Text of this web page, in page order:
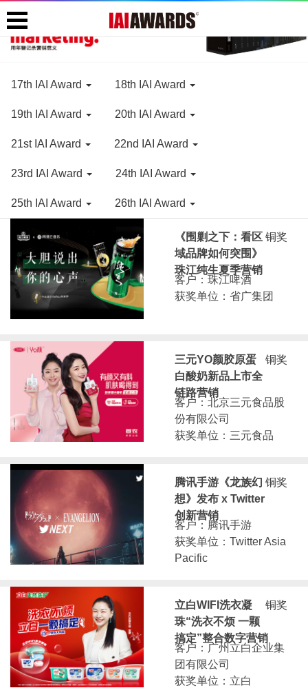
17th IAI Award 18th IAI Award
19th IAI Award 20th IAI Award
21st IAI Award 22nd IAI Award
23rd IAI Award 24th IAI Award
25th IAI Award 26th IAl Award
铜奖
《围剿之下：看区
域品牌如何突围》
珠江纯生夏季营销
客户：珠江啤酒
获奖单位：省广集团
铜奖
三元YO颜胶原蛋
白酸奶新品上市全
链路营销
客户：北京三元食品股
份有限公司
获奖单位：三元食品
铜奖
腾讯手游《龙族幻
想》发布 x Twitter
创新营销
客户：腾讯手游
获奖单位：Twitter Asia
Pacific
铜奖
立白WIFI洗衣凝
珠“洗衣不烦 一颗
搞定”整合数字营销
客户：广州立白企业集
团有限公司
获奖单位：立白